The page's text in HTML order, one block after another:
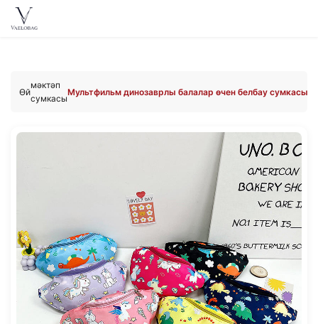
content
Vaelobag
Өй
мәктәп
сумкасы
Мультфильм динозаврлы балалар өчен белбау сумкасы